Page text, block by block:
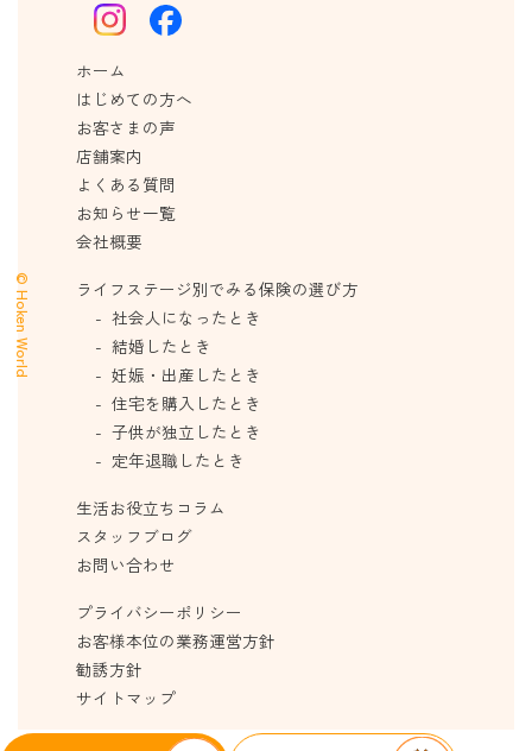
ホーム
はじめての方へ
お客さまの声
店舗案内
よくある質問
お知らせ一覧
会社概要
ライフステージ別でみる保険の選び方
社会人になったとき
結婚したとき
妊娠・出産したとき
住宅を購入したとき
子供が独立したとき
定年退職したとき
生活お役立ちコラム
スタッフブログ
お問い合わせ
プライバシーポリシー
お客様本位の業務運営方針
勧誘方針
サイトマップ
© Hoken World